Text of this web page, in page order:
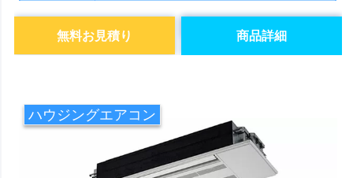
商品詳細
無料お見積り
ハウジングエアコン